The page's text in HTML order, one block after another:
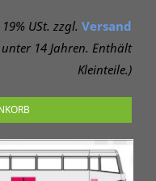
USt. zzgl. Versand
14 Jahren. Enthält
Kleinteile.)